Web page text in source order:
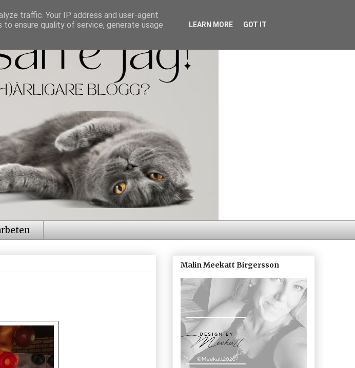
Malin Meekatt Birgersson
traffic. Your IP address and user-agent
ensure quality of service, generate usage
LEARN MORE GOT IT